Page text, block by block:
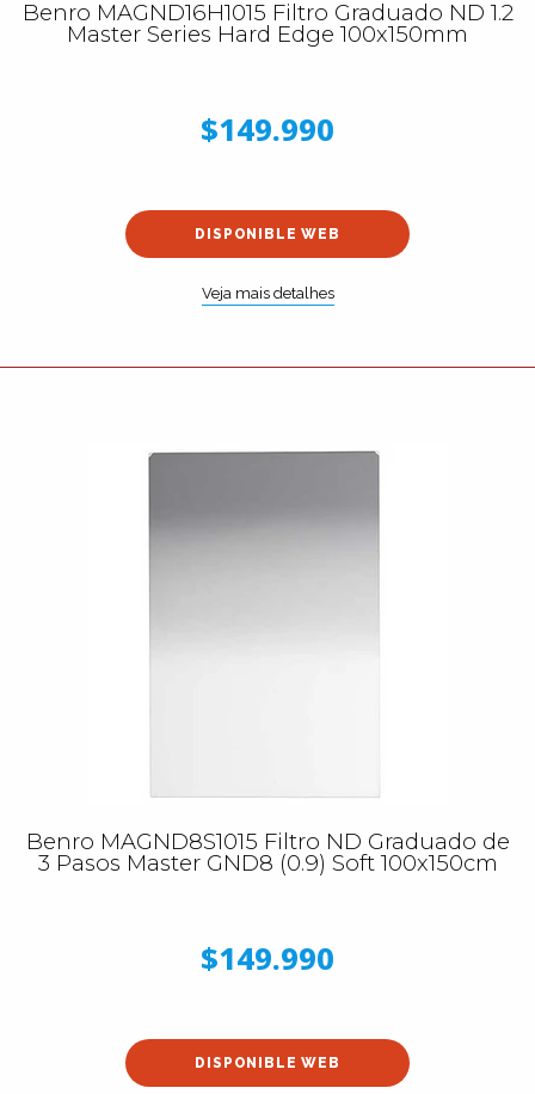
Benro MAGND16H1015 Filtro Graduado ND 1.2
Master Series Hard Edge 100x150mm
$149.990
DISPONIBLE WEB
Veja mais detalhes
Benro MAGND8S1015 Filtro ND Graduado de
3 Pasos Master GND8 (0.9) Soft 100x150cm
$149.990
DISPONIBLE WEB